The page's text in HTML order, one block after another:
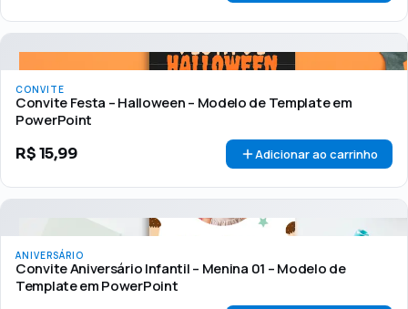
CONVITE
Convite Festa – Halloween – Modelo de Template em
PowerPoint
R$15,99 Adicionar ao carrinho
ANIVERSÁRIO
Convite Aniversário Infantil – Menina 01 – Modelo de
Template em PowerPoint